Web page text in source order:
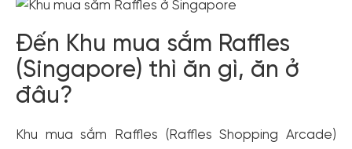
Đến Khu mua sắm Raffles
(Singapore) thì ăn gì, ăn ở
đâu?
Khu mua sắm Raffles (Raffles Shopping Arcade)